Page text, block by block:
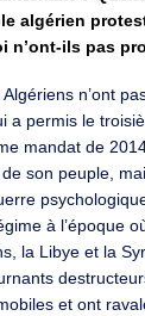
algérien
n’ont-ils pas
n’ont
a permis le
mandat de
de son peuple,
à l’époque
la Libye et la
et ont